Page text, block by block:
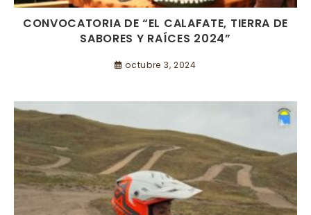
CONVOCATORIA DE “EL CALAFATE, TIERRA DE
SABORES Y RAÍCES 2024”
octubre 3, 2024